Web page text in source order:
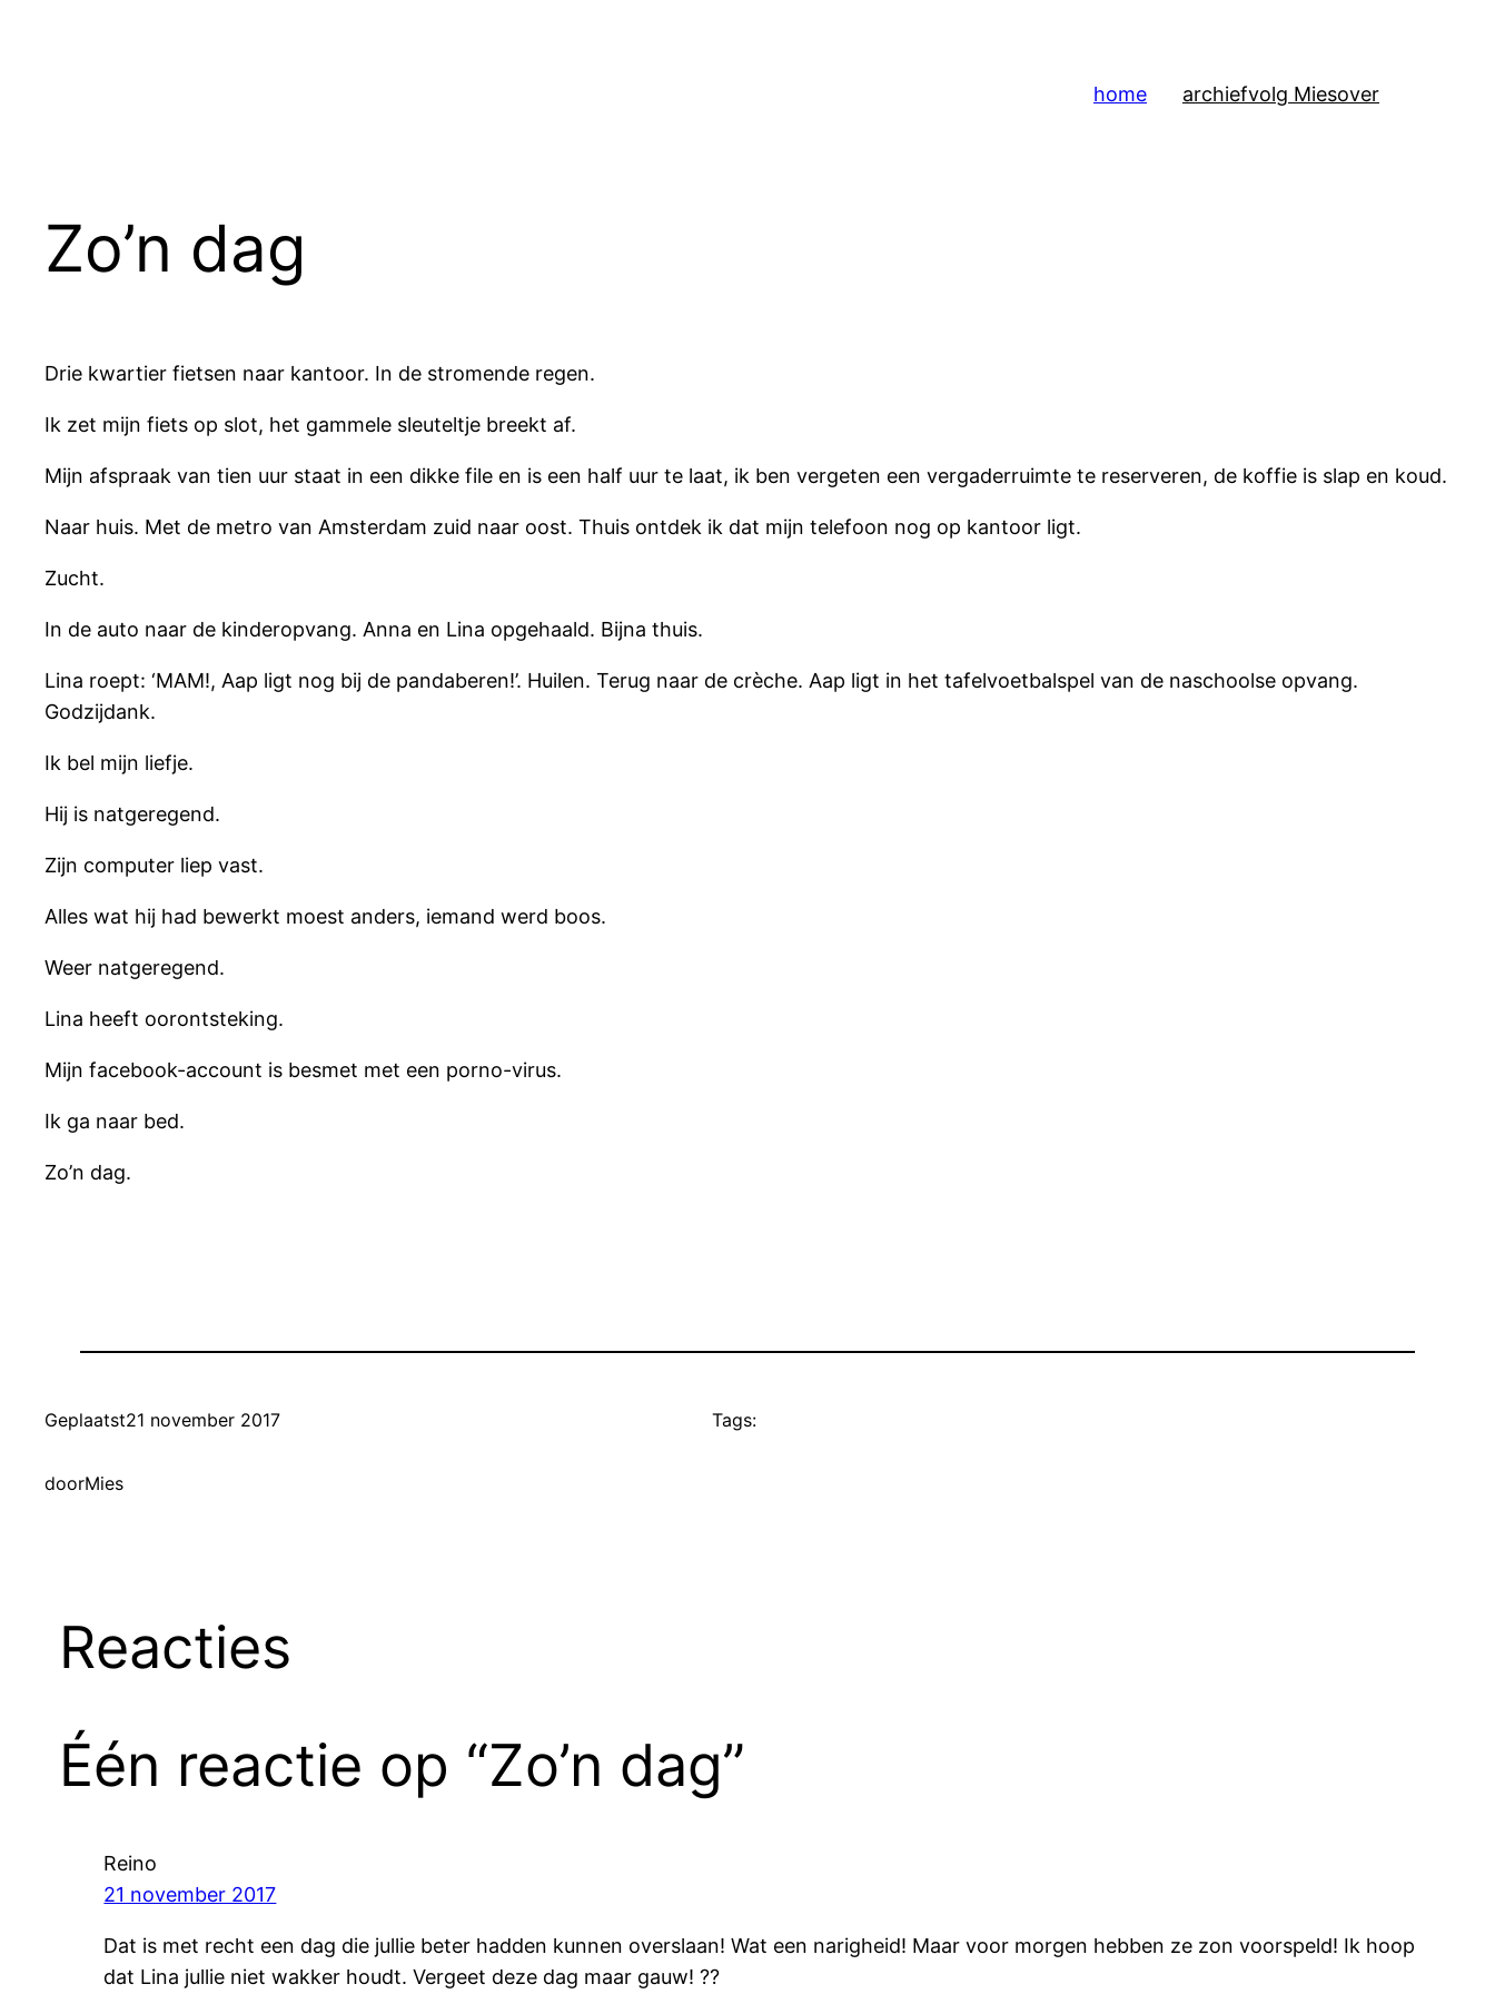
home archiefvolg Miesover
Zo’n dag
Drie kwartier fietsen naar kantoor. In de stromende regen.
Ik zet mijn fiets op slot, het gammele sleuteltje breekt af.
Mijn afspraak van tien uur staat in een dikke file en is een half uur te laat, ik ben vergeten een vergaderruimte te reserveren, de koffie is slap en koud.
Naar huis. Met de metro van Amsterdam zuid naar oost. Thuis ontdek ik dat mijn telefoon nog op kantoor ligt.
Zucht.
In de auto naar de kinderopvang. Anna en Lina opgehaald. Bijna thuis.
Lina roept: ‘MAM!, Aap ligt nog bij de pandaberen!’. Huilen. Terug naar de crèche. Aap ligt in het tafelvoetbalspel van de naschoolse opvang.
Godzijdank.
Ik bel mijn liefje.
Hij is natgeregend.
Zijn computer liep vast.
Alles wat hij had bewerkt moest anders, iemand werd boos.
Weer natgeregend.
Lina heeft oorontsteking.
Mijn facebook-account is besmet met een porno-virus.
Ik ga naar bed.
Zo’n dag.
Geplaatst21 november 2017
doorMies
Tags:
Reacties
Één reactie op “Zo’n dag”
Reino
21 november 2017
Dat is met recht een dag die jullie beter hadden kunnen overslaan! Wat een narigheid! Maar voor morgen hebben ze zon voorspeld! Ik hoop
dat Lina jullie niet wakker houdt. Vergeet deze dag maar gauw! ??